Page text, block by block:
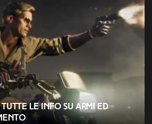
tutte le info su armi ed